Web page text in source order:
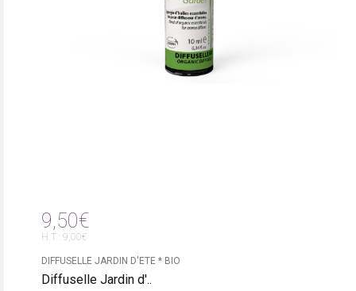
9,50€
H.T : 9,00€
DIFFUSELLE JARDIN D'ETE * BIO
Diffuselle Jardin d'..